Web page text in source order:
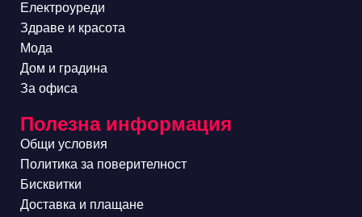
Електроуреди
Здраве и красота
Мода
Дом и градина
За офиса
Полезна информация
Общи условия
Политика за поверителност
Бисквитки
Доставка и плащане